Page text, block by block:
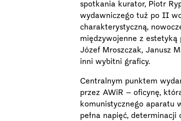
spotkania kurator, Piotr
wydawniczego tuż po II
charakterystyczną,
międzywojenne z estetyką
Józef Mroszczak, Janusz
inni wybitni graficy.
Centralnym punktem
przez AWiR – oficynę,
komunistycznego aparatu
pełna napięć,